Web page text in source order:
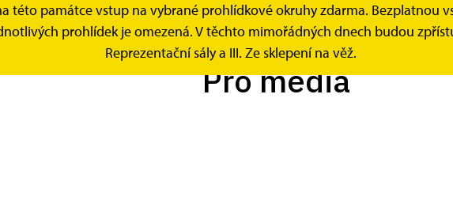
této památce vstup na vybrané prohlídkové okruhy zdarma. Bezplatnou
prohlídek je omezená. V těchto mimořádných dnech budou
Reprezentační sály a III. Ze sklepení na věž.
Pro média